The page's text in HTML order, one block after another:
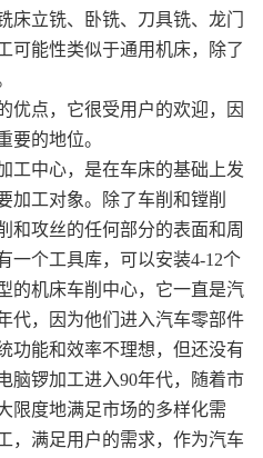
床立铣、卧铣、刀具铣、龙门
可能性类似于通用机床，除了
优点，它很受用户的欢迎，因
要的地位。
工中心，是在车床的基础上发
加工对象。除了车削和镗削
和攻丝的任何部分的表面和周
一个工具库，可以安装4-12个
的机床车削中心，它一直是汽
代，因为他们进入汽车零部件
功能和效率不理想，但还没有
脑锣加工进入90年代，随着市
限度地满足市场的多样化需
，满足用户的需求，作为汽车